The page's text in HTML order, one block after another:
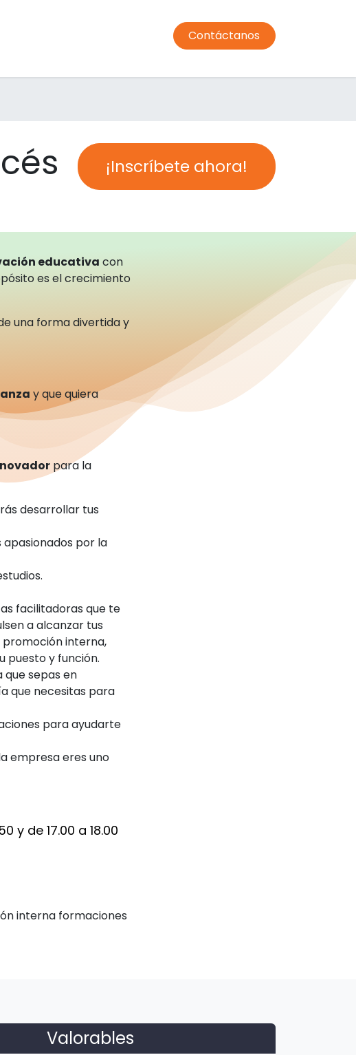
Comedor Transporte
Contáctanos
¡Inscríbete ahora!
educativa con
es el crecimiento
una forma divertida y
y que quiera
para la
desarrollar tus
por la
facilitadoras que te
a alcanzar tus
interna,
puesto y función.
sepas en
que necesitas para
para ayudarte
empresa eres uno
y de 17.00 a 18.00
interna formaciones
Valorables